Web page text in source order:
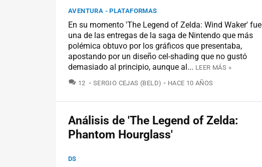
AVENTURA - PLATAFORMAS
En su momento 'The Legend of Zelda: Wind Waker' fue
una de las entregas de la saga de Nintendo que más
polémica obtuvo por los gráficos que presentaba,
apostando por un diseño cel-shading que no gustó
demasiado al principio, aunque al... LEER MÁS »
12 COMENTARIOS
SERGIO CEJAS (BELD) HACE 10 AÑOS
Análisis de 'The Legend of Zelda:
Phantom Hourglass'
DS